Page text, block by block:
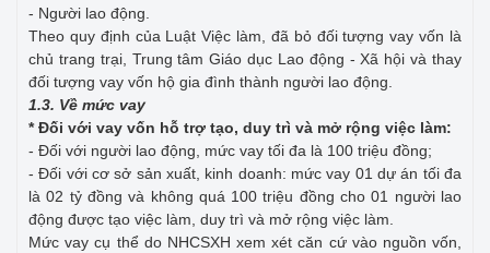
- Người lao động.
Theo quy định của Luật Việc làm, đã bỏ đối tượng vay vốn là
chủ trang trại, Trung tâm Giáo dục Lao động - Xã hội và thay
đối tượng vay vốn hộ gia đình thành người lao động.
1.3. Về mức vay
* Đối với vay vốn hỗ trợ tạo, duy trì và mở rộng việc làm:
- Đối với người lao động, mức vay tối đa là 100 triệu đồng;
- Đối với cơ sở sản xuất, kinh doanh: mức vay 01 dự án tối đa
là 02 tỷ đồng và không quá 100 triệu đồng cho 01 người lao
động được tạo việc làm, duy trì và mở rộng việc làm.
Mức vay cụ thể do NHCSXH xem xét căn cứ vào nguồn vốn,